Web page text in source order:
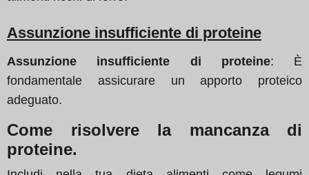
Assunzione insufficiente di proteine
Assunzione insufficiente di proteine: È
fondamentale assicurare un apporto proteico
adeguato.
Come risolvere la mancanza di
proteine.